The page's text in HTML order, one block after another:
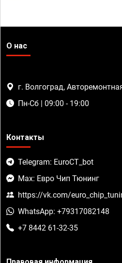
О нас
г. Волгоград,
Пн-Сб | 09:00 - 19:00
Контакты
Telegram: EuroCT_bot
Max: Евро Чип Тюнинг
https://vk.com/
WhatsApp: +79317082148
+7 8442 61-32-35